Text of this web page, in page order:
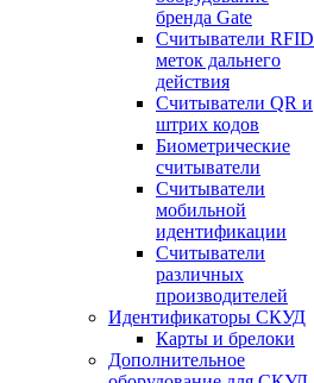
бренда Gate
Считыватели RFID
меток дальнего
действия
Считыватели QR и
штрих кодов
Биометрические
считыватели
Считыватели
мобильной
идентификации
Считыватели
различных
производителей
Идентификаторы СКУД
Карты и брелоки
Дополнительное